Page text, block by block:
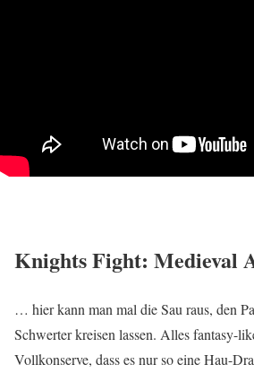
Knights Fight: Medieval
… hier kann man mal die Sau raus, den
Schwerter kreisen lassen. Alles fantasy-
Vollkonserve, dass es nur so eine Hau-